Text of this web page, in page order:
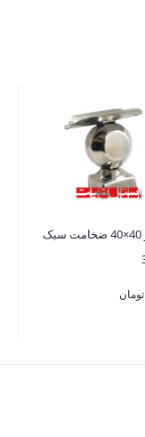
زانو یکسر 40×40 ضخامت سبک
تومان